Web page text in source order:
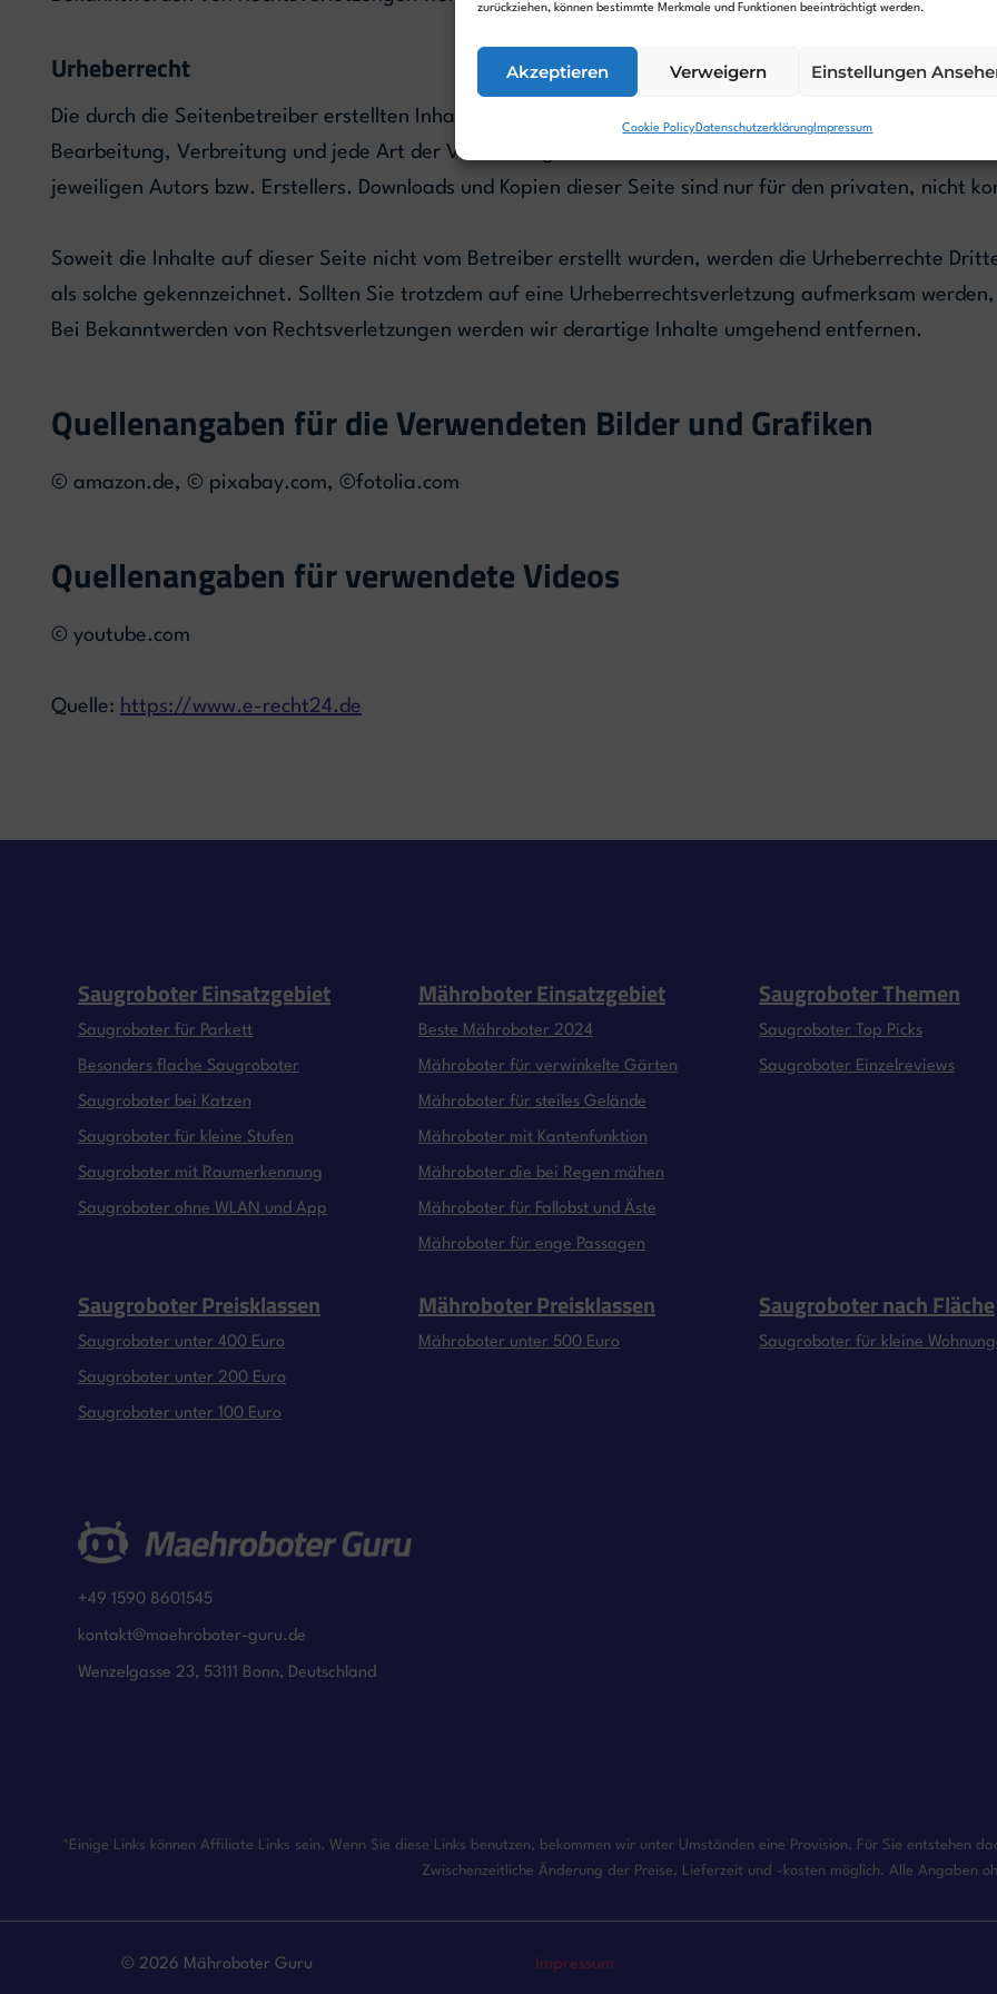
zurückziehen, können bestimmte Merkmale und Funktionen beeinträchtigt werden.
Akzeptieren Verweigern Einstellungen
Cookie PolicyDatenschutzerklärung Impressum
Urheberrecht
Die durch die Seitenbetreiber erstellten Inhalte und Werke auf diesen Seiten unterliegen dem
Bearbeitung, Verbreitung und jede Art der Verwertung außerhalb der Grenzen des Urheberrechtes
jeweiligen Autors bzw. Erstellers. Downloads und Kopien dieser Seite sind nur für den privaten, nicht
Soweit die Inhalte auf dieser Seite nicht vom Betreiber erstellt wurden, werden die Urheberrechte
als solche gekennzeichnet. Sollten Sie trotzdem auf eine Urheberrechtsverletzung aufmerksam
Bei Bekanntwerden von Rechtsverletzungen werden wir derartige Inhalte umgehend entfernen.
Quellenangaben für die Verwendeten Bilder und Grafiken
© amazon.de, © pixabay.com, ©fotolia.com
Quellenangaben für verwendete Videos
© youtube.com
Quelle: https://www.e-recht24.de
Saugroboter Einsatzgebiet
Saugroboter für Parkett
Besonders flache Saugroboter
Saugroboter bei Katzen
Saugroboter für kleine Stufen
Saugroboter mit Raumerkennung
Saugroboter ohne WLAN und App
Mähroboter Einsatzgebiet
Beste Mähroboter 2024
Mähroboter für verwinkelte Gärten
Mähroboter für steiles Gelände
Mähroboter mit Kantenfunktion
Mähroboter die bei Regen mähen
Mähroboter für Fallobst und Äste
Mähroboter für enge Passagen
Saugroboter Themen
Saugroboter Top Picks
Saugroboter Einzelreviews
Saugroboter Preisklassen
Saugroboter unter 400 Euro
Saugroboter unter 200 Euro
Saugroboter unter 100 Euro
Mähroboter Preisklassen
Mähroboter unter 500 Euro
Saugroboter nach Fläche
Saugroboter für kleine
+49 1590 8601545
kontakt@maehroboter-guru.de
Wenzelgasse 23, 53111 Bonn, Deutschland
*Einige Links können Affiliate Links sein. Wenn Sie diese Links benutzen, bekommen wir unter Umständen eine Provision. Für Sie entstehen
Zwischenzeitliche Änderung der Preise, Lieferzeit und -kosten möglich. Alle Angaben
© 2026 Mähroboter Guru Impressum